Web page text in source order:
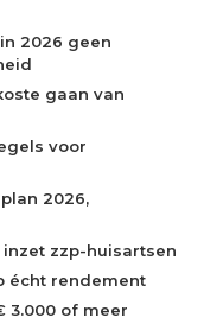
2026 geen
gaan van
voor
2026,
zzp-huisartsen
écht rendement
3.000 of meer